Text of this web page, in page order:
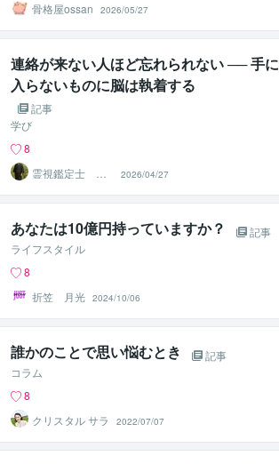
骨格屋ossan
2026/05/27
連絡が来ない人ほど忘れられない ── 手に
入らないものに脳は執着する
記事
学び
8
霊視鑑定士 神
凪
2026/04/27
あなたは10億円持っていますか？
記事
ライフスタイル
8
折笠 月光 2024/10/06
誰かのことで思い悩むとき
記事
コラム
8
クリスタル サラ
2022/07/07